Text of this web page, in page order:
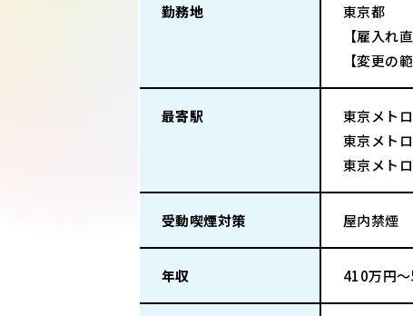
勤務地
東京都
【雇入れ
【変更の
最寄駅
東京メト
東京メト
東京メト
受動喫煙対策 屋内禁煙
年収 410万円